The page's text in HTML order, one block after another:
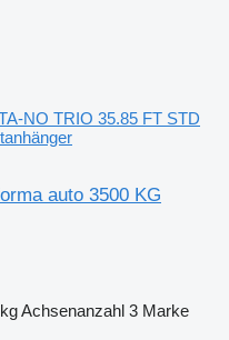
NO TRIO 35.85 FT STD
auto 3500 KG
Achsenanzahl 3 Marke